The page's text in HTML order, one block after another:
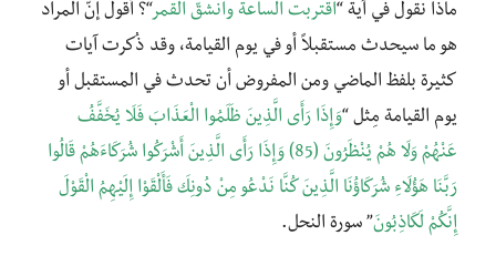
ماذا نقول في آية “اقتربت الساعة وانشقّ القمر“؟ أقول إنّ المراد
هو ما سيحدث مستقبلاً أو في يوم القيامة، وقد ذُكرت آيات
كثيرة بلفظ الماضي ومن المفروض أن تحدث في المستقبل أو
يوم القيامة مِثل “وَإِذَا رَأَى الَّذِينَ ظَلَمُوا الْعَذَابَ فَلَا يُخَفَّفُ
عَنْهُمْ وَلَا هُمْ يُنْظَرُونَ (85) وَإِذَا رَأَى الَّذِينَ أَشْرَكُوا شُرَكَاءَهُمْ قَالُوا
رَبَّنَا هَؤُلَاءِ شُرَكَاؤُنَا الَّذِينَ كُنَّا نَدْعُو مِنْ دُونِكَ فَأَلْقَوْا إِلَيْهِمُ الْقَوْلَ
إِنَّكُمْ لَكَاذِبُونَ” سورة النحل.